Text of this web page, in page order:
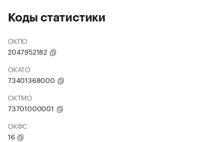
Коды статистики
ОКПО
2047952182
ОКАТО
73401368000
ОКТМО
73701000001
ОКФС
16